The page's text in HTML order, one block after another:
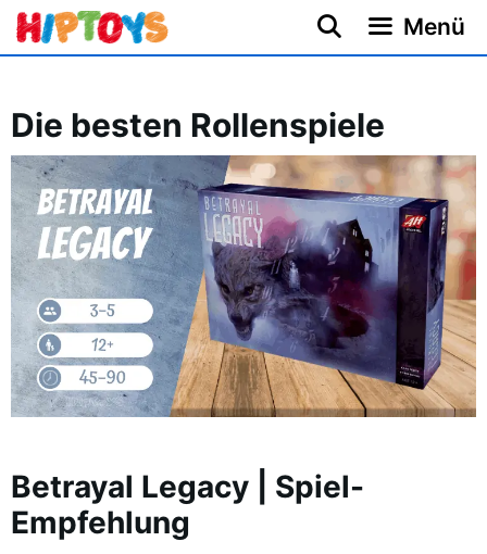
Zum
Inhalt
Menü
Die besten Rollenspiele
Betrayal Legacy | Spiel-
Empfehlung